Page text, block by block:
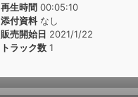
再生時間 00:05:10
添付資料なし
販売開始日 2021/1/22
トラック数 1